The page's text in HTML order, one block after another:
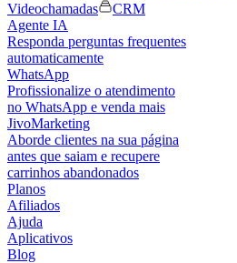
Videochamadas
CRM
Agente IA
Responda perguntas frequentes
automaticamente
WhatsApp
Profissionalize o atendimento
no WhatsApp e venda mais
JivoMarketing
Aborde clientes na sua página
antes que saiam e recupere
carrinhos abandonados
Planos
Afiliados
Ajuda
Aplicativos
Blog